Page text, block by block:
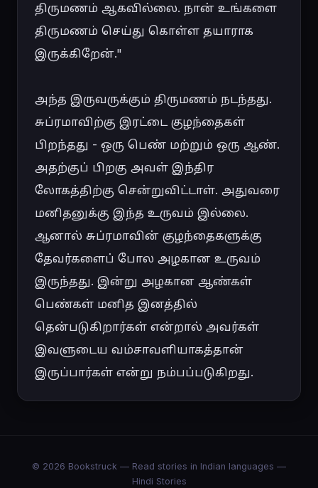
திருமணம் ஆகவில்லை. நான் உங்களை
திருமணம் செய்து கொள்ள தயாராக
இருக்கிறேன்."
அந்த இருவருக்கும் திருமணம் நடந்தது.
சுப்ரமாவிற்கு இரட்டை குழந்தைகள்
பிறந்தது - ஒரு பெண் மற்றும் ஒரு ஆண்.
அதற்குப் பிறகு அவள் இந்திர
லோகத்திற்கு சென்றுவிட்டாள். அதுவரை
மனிதனுக்கு இந்த உருவம் இல்லை.
ஆனால் சுப்ரமாவின் குழந்தைகளுக்கு
தேவர்களைப் போல அழகான உருவம்
இருந்தது. இன்று அழகான ஆண்கள்
பெண்கள் மனித இனத்தில்
தென்படுகிறார்கள் என்றால் அவர்கள்
இவளுடைய வம்சாவளியாகத்தான்
இருப்பார்கள் என்று நம்பப்படுகிறது.
© 2026 Bookstruck — Read stories in Indian languages —
Hindi Stories